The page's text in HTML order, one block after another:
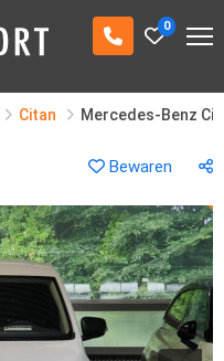
0
Citan Mercedes-Benz
Bewaren